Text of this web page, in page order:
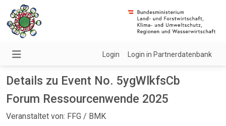
Login Login in Partnerdatenbank
Details zu Event No. 5ygWlkfsCb
Forum Ressourcenwende 2025
Veranstaltet von: FFG / BMK